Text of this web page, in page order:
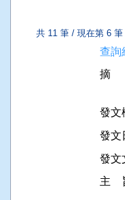
共 11 筆 / 現在第 6 筆
查詢
摘
發文
發文
發文
主